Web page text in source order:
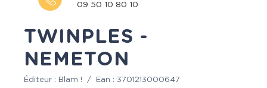
09 50 10 80 10
TWINPLES -
NEMETON
Éditeur : Blam ! / Ean : 3701213000647